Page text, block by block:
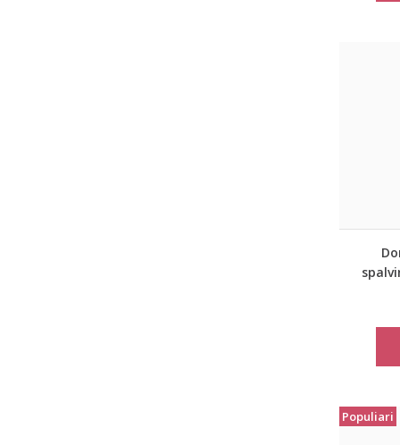
Populiari